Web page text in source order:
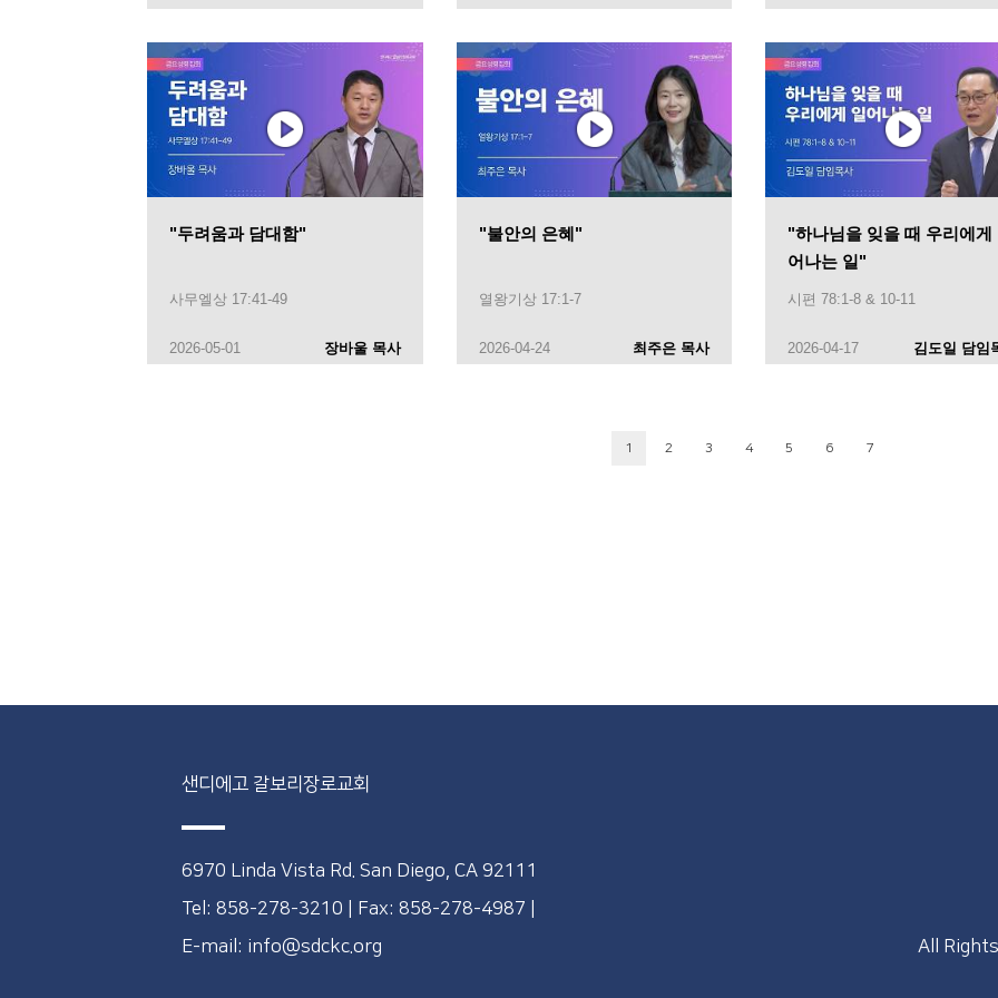
"두려움과 담대함"
사무엘상 17:41-49
2026-05-01 장바울 목사
"불안의 은혜"
열왕기상 17:1-7
2026-04-24 최주은 목사
"하나님을 잊을 때 우리에게
어나는 일"
시편 78:1-8 & 10-11
2026-04-17 김도일 담임
1 2 3 4 5 6 7
샌디에고 갈보리장로교회
6970 Linda Vista Rd. San Diego, CA 92111
Tel: 858-278-3210
Fax: 858-278-4987
E-mail: info@sdckc.org
All